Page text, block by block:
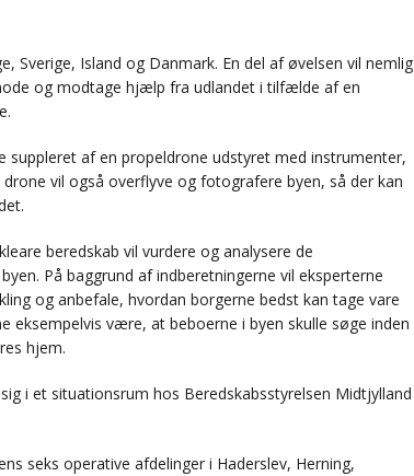
Sverige, Island og Danmark. En del af øvelsen vil nemlig
og modtage hjælp fra udlandet i tilfælde af en
af en propeldrone udstyret med instrumenter,
vil også overflyve og fotografere byen, så der kan
beredskab vil vurdere og analysere de
På baggrund af indberetningerne vil eksperterne
og anbefale, hvordan borgerne bedst kan tage vare
eksempelvis være, at beboerne i byen skulle søge inden
hjem.
i et situationsrum hos Beredskabsstyrelsen Midtjylland
seks operative afdelinger i Haderslev, Herning,